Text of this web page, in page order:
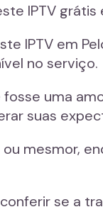
IPTV
IPTV em
no serviço.
uma
suas
mesmor,
se a